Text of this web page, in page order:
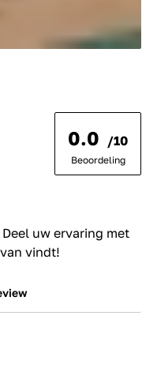
0.0 /10
Beoordeling
uw ervaring met
vindt!